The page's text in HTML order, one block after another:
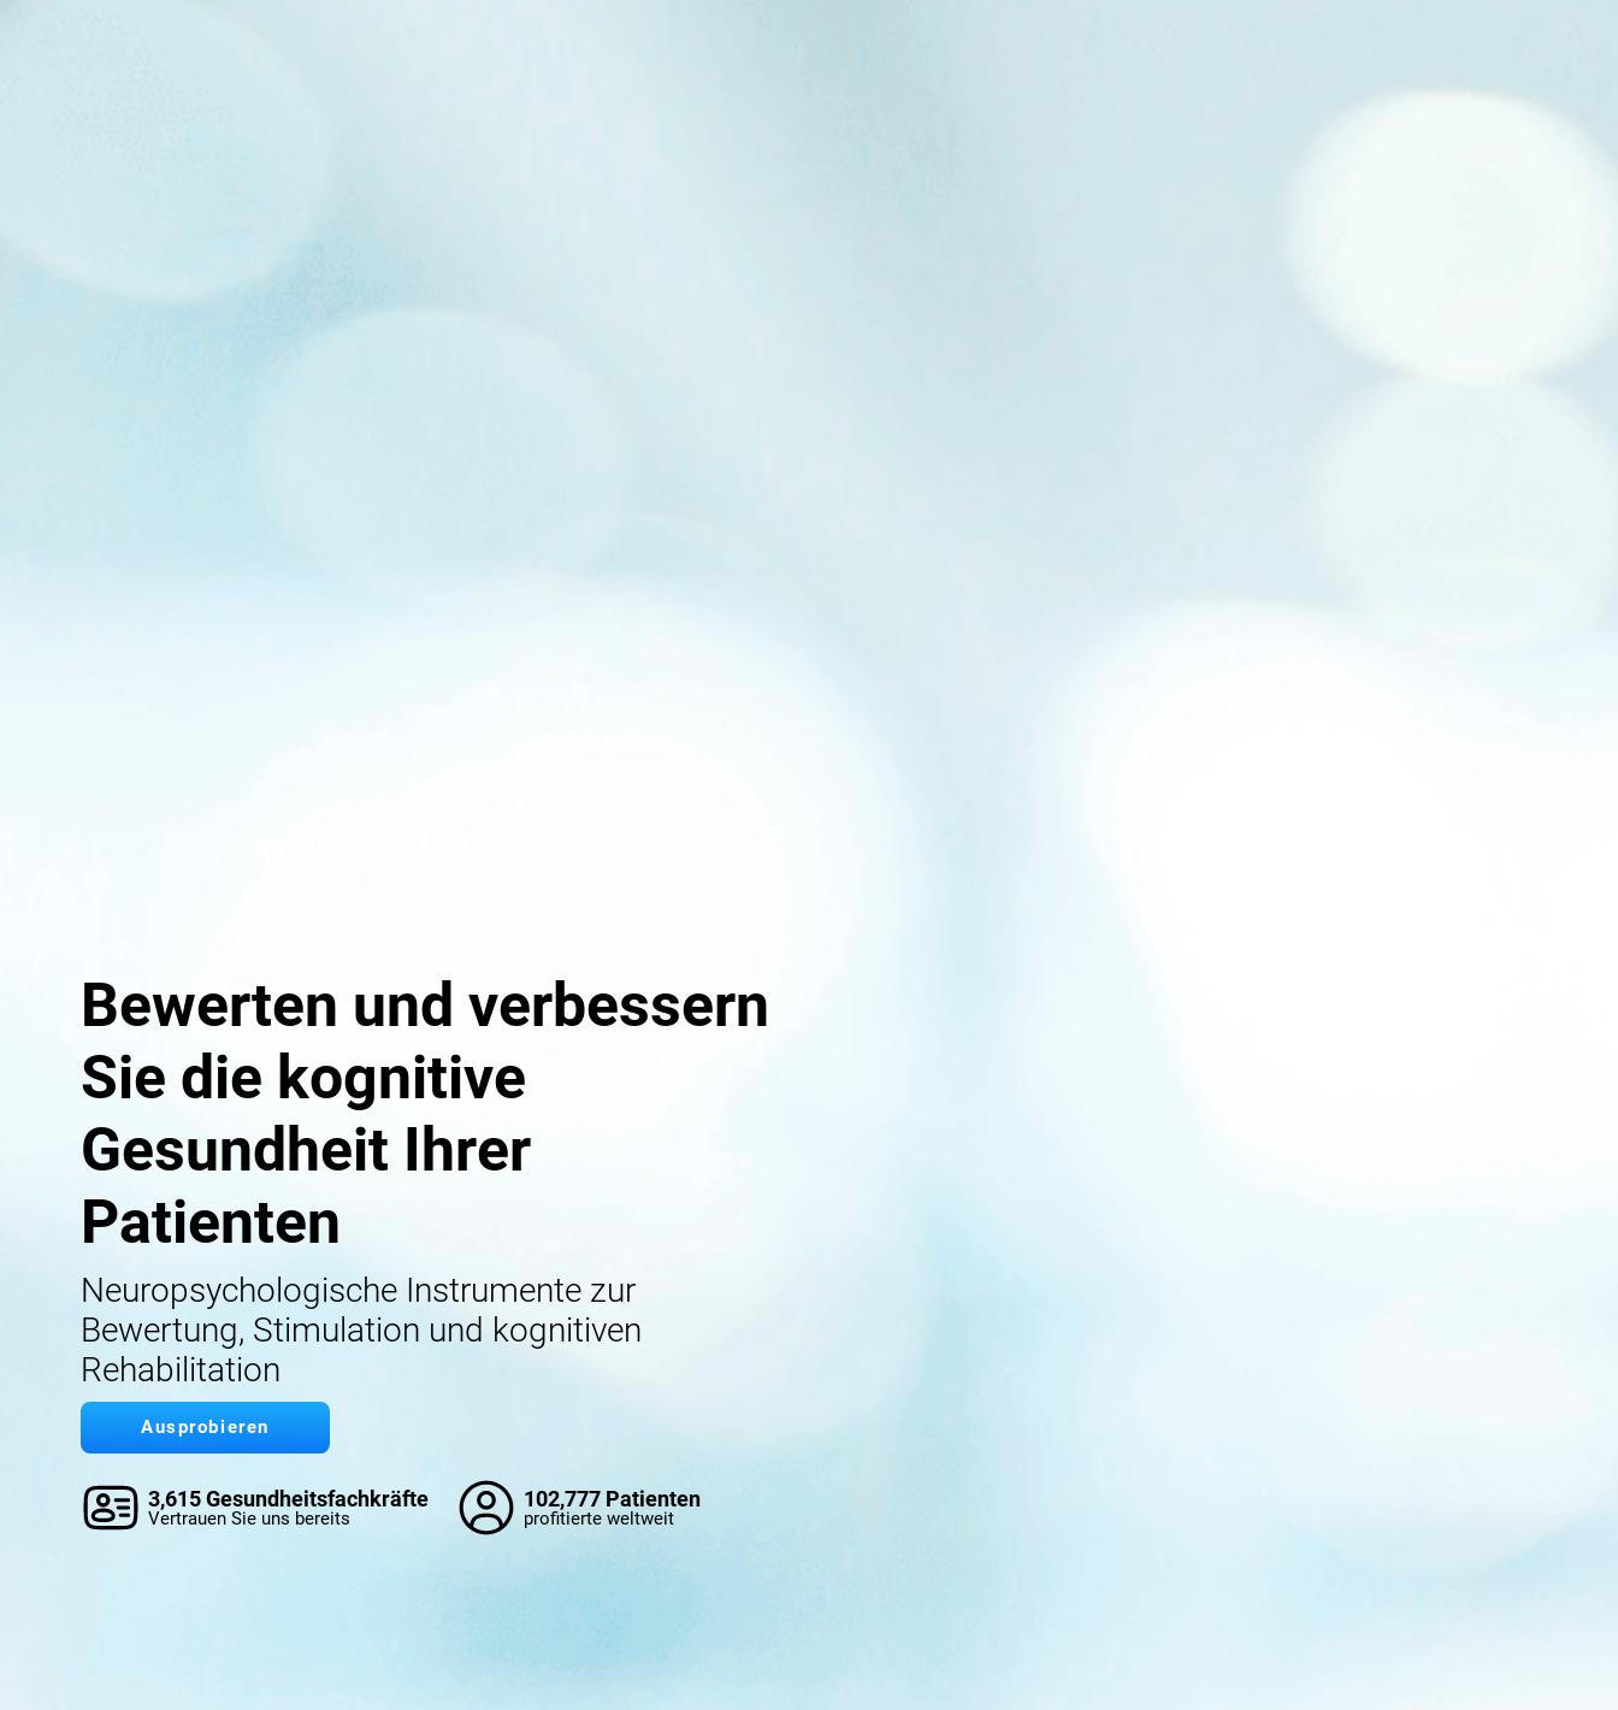
Bewerten und verbessern
Sie die kognitive
Gesundheit Ihrer
Patienten
Neuropsychologische Instrumente zur
Bewertung, Stimulation und kognitiven
Rehabilitation
Ausprobieren
3,615 Gesundheitsfachkräfte
Vertrauen Sie uns bereits
102,777 Patienten
profitierte weltweit